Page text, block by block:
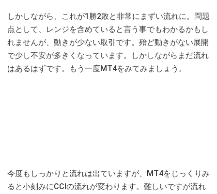
しかしながら、これが1勝2敗と非常にまずい流れに。問題
点として、レンジを含めていると言う事でもわかるかもし
れませんが、動きが少ない取引です。殆ど動きがない展開
で少し不安が多きくなっています。しかしながらまだ流れ
はあるはずです。もう一度MT4をみてみましょう。
今度もしっかりと流れは出ていますが、MT4をじっくりみ
ると小刻みにCCIの流れが変わります。難しいですが流れ